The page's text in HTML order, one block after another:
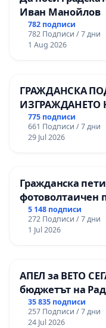
Иван Манойлов
782 подписи
782 Подписи / 7 дни
1 Aug 2026
ГРАЖДАНСКА
НА
775 подписи
661 Подписи / 7 дни
29 Jul 2026
Гражданска
фотоволтаичен
Радомир
5 148 подписи
272 Подписи / 7 дни
1 Jul 2026
АПЕЛ за ВЕТО
бюджетът на
правата ни в
35 835 подписи
257 Подписи / 7 дни
24 Jul 2026